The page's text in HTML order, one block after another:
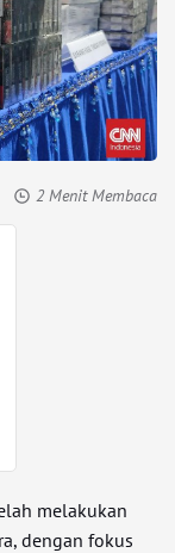
2 Menit Membaca
melakukan
dengan fokus